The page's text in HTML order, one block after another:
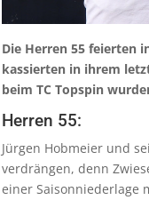
Die Herren 55 feierten
kassierten in ihrem
beim TC Topspin
Herren 55:
Jürgen Hobmeier und
verdrängen, denn
einer Saisonniederlage